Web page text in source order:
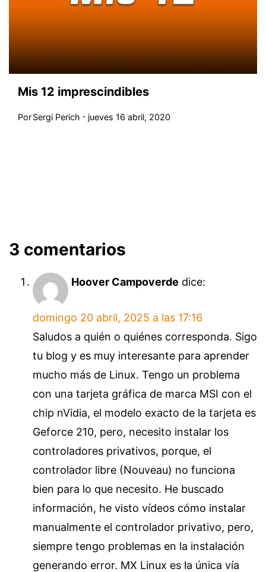
Mis 12 imprescindibles
PorSergi Perich jueves 16 abril, 2020
3 comentarios
Hoover Campoverde dice:
domingo 20 abril, 2025 a las 17:16
Saludos a quién o quiénes corresponda. Sigo
tu blog y es muy interesante para aprender
mucho más de Linux. Tengo un problema
con una tarjeta gráfica de marca MSI con el
chip nVidia, el modelo exacto de la tarjeta es
Geforce 210, pero, necesito instalar los
controladores privativos, porque, el
controlador libre (Nouveau) no funciona
bien para lo que necesito. He buscado
información, he visto vídeos cómo instalar
manualmente el controlador privativo, pero,
siempre tengo problemas en la instalación
generando error. MX Linux es la única vía